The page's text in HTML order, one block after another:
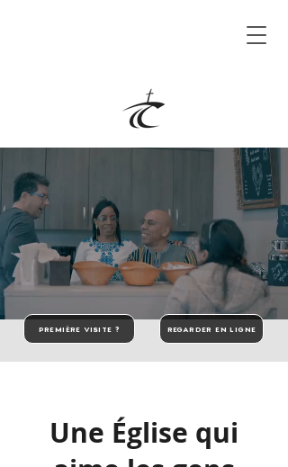
PREMIÈRE VISITE ? REGARDER EN LIGNE
Une Église qui